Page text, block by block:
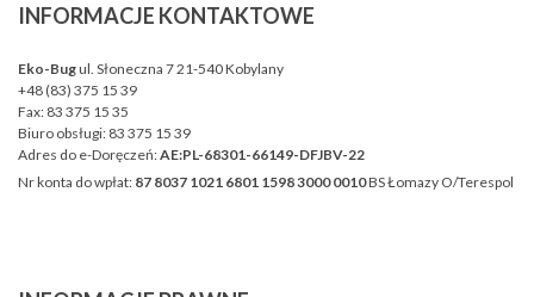
INFORMACJE KONTAKTOWE
Eko-Bugul. Słoneczna 7 21-540 Kobylany
+48 (83) 375 15 39
Fax: 83 375 15 35
Biuro obsługi: 83 375 15 39
Adres do e-Doręczeń:AE:PL-68301-66149-DFJBV-22
Nr konta do wpłat: 87 8037 1021 6801 1598 3000 0010BS Łomazy O/Terespol